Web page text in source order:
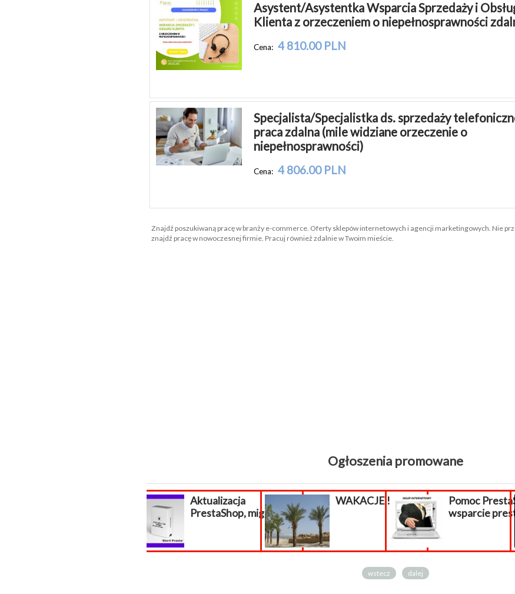
Asystent/Asystentka Wsparcia Sprzedaży i
Klienta z orzeczeniem o niepełnosprawności
Cena: 4 810.00 PLN
Specjalista/Specjalistka ds. sprzedaży
praca zdalna (mile widziane orzeczenie o
niepełnosprawności)
Cena: 4 806.00 PLN
Znajdź poszukiwaną pracę w branży e-commerce. Oferty sklepów internetowych i agencji marketingowych. Nie
znajdź pracę w nowoczesnej firmie. Pracuj również zdalnie w Twoim mieście.
Ogłoszenia promowane
PrestaShop, migracja...
WAKACJE !!!
Pomoc PrestaShop,
wsparcie prestashop
Sklep
wstecz dalej